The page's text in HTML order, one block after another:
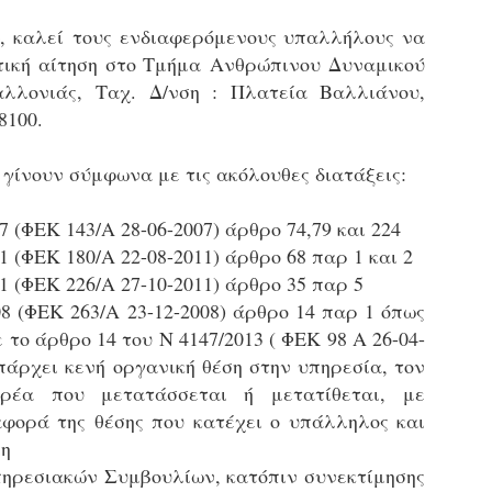
καλεί τους ενδιαφερόμενους υπαλλήλους να
αίτηση στο ΤμήμαΑνθρώπινου Δυναμικού
Ταχ. Δ/νση : Πλατεία Βαλλιάνου,
σύμφωνα με τις ακόλουθες διατάξεις:
(ΦΕΚ 143/Α 28-06-2007) άρθρο 74,79 και 224
(ΦΕΚ 180/Α 22-08-2011) άρθρο 68 παρ 1 και 2
(ΦΕΚ 226/Α 27-10-2011) άρθρο 35 παρ 5
(ΦΕΚ 263/Α 23-12-2008) άρθρο 14 παρ 1 όπως
το άρθρο 14 του Ν 4147/2013 ( ΦΕΚ 98 Α 26-04-
κενή οργανική θέση στην υπηρεσία, τον
που μετατάσσεται ή μετατίθεται, με
της θέσης που κατέχει ο υπάλληλος και
Συμβουλίων, κατόπιν συνεκτίμησης
ήδη ολοκληρώσει την
είναι έτοιμοι να
Στο πλαίσιο της
Απολογισμός των
ελέγχων σε ιδιοκτήτες
JUN
Δημοτική Αστυνομία
Θεσσαλονίκης: Ένταση